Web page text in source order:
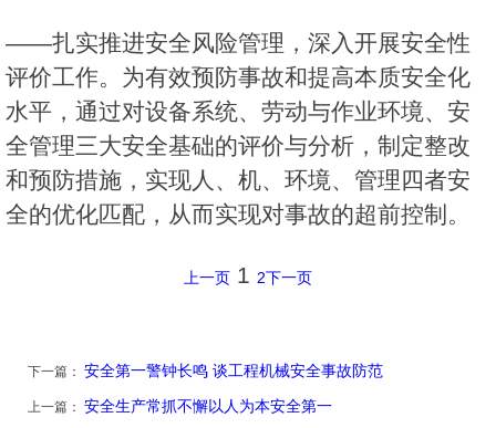
——扎实推进安全风险管理，深入开展安全性
评价工作。为有效预防事故和提高本质安全化
水平，通过对设备系统、劳动与作业环境、安
全管理三大安全基础的评价与分析，制定整改
和预防措施，实现人、机、环境、管理四者安
全的优化匹配，从而实现对事故的超前控制。
上一页 1 2下一页
下一篇： 安全第一警钟长鸣 谈工程机械安全事故防范
上一篇： 安全生产常抓不懈以人为本安全第一